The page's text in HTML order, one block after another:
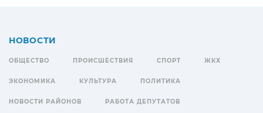
НОВОСТИ
ОБЩЕСТВО ПРОИСШЕСТВИЯ СПОРТ ЖКХ
ЭКОНОМИКА КУЛЬТУРА ПОЛИТИКА
НОВОСТИ РАЙОНОВ РАБОТА ДЕПУТАТОВ